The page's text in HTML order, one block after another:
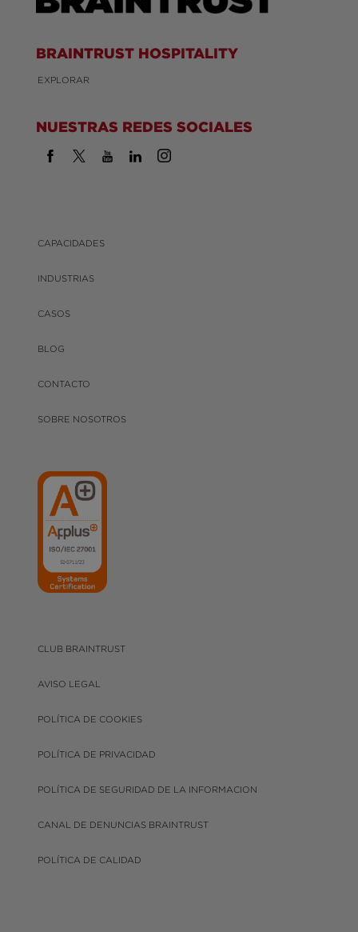
BRAINTRUST HOSPITALITY
EXPLORAR
NUESTRAS REDES SOCIALES
CAPACIDADES
INDUSTRIAS
CASOS
BLOG
CONTACTO
SOBRE NOSOTROS
CLUB BRAINTRUST
AVISO LEGAL
POLÍTICA DE COOKIES
POLÍTICA DE PRIVACIDAD
POLÍTICA DE SEGURIDAD DE LA INFORMACION
CANAL DE DENUNCIAS BRAINTRUST
POLÍTICA DE CALIDAD